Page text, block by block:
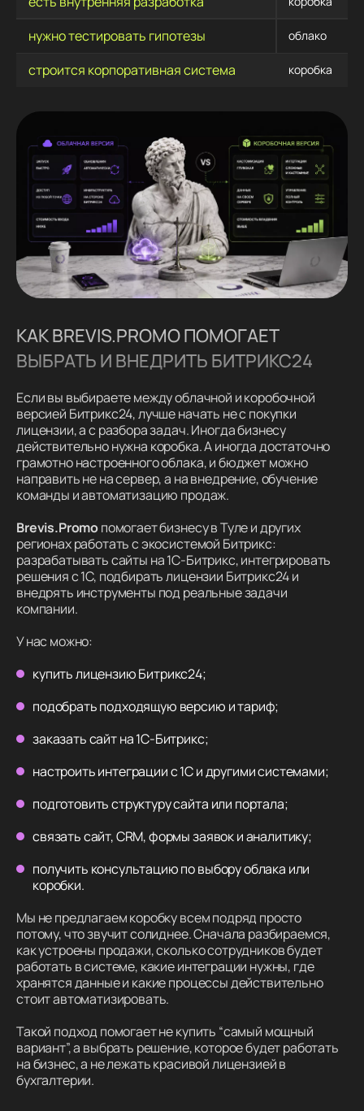
нужно тестировать гипотезы облако
строится корпоративная система коробка
КАК BREVIS.PROMO ПОМОГАЕТ
ВЫБРАТЬ И ВНЕДРИТЬ БИТРИКС24
Если вы выбираете между облачной и коробочной
версией Битрикс24, лучше начать не с покупки
лицензии, а с разбора задач. Иногда бизнесу
действительно нужна коробка. А иногда достаточно
грамотно настроенного облака, и бюджет можно
направить не на сервер, а на внедрение, обучение
команды и автоматизацию продаж.
Brevis.Promoпомогает бизнесу в Туле и других
регионах работать с экосистемой Битрикс:
разрабатывать сайты на 1С-Битрикс, интегрировать
решения с 1С, подбирать лицензии Битрикс24 и
внедрять инструменты под реальные задачи
компании.
У нас можно:
купить лицензию Битрикс24;
подобрать подходящую версию и тариф;
заказать сайт на 1С-Битрикс;
настроить интеграции с 1С и другими системами;
подготовить структуру сайта или портала;
связать сайт, CRM, формы заявок и аналитику;
получить консультацию по выбору облака или
коробки.
Мы не предлагаем коробку всем подряд просто
потому, что звучит солиднее. Сначала разбираемся,
как устроены продажи, сколько сотрудников будет
работать в системе, какие интеграции нужны, где
хранятся данные и какие процессы действительно
стоит автоматизировать.
Такой подход помогает не купить “самый мощный
вариант”, а выбрать решение, которое будет работать
на бизнес, а не лежать красивой лицензией в
бухгалтерии.